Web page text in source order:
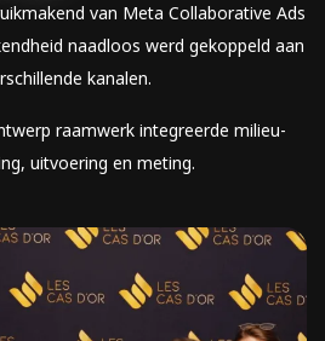
van Meta Collaborative Ads
naadloos werd gekoppeld aan
kanalen.
raamwerk integreerde milieu-
uitvoering en meting.